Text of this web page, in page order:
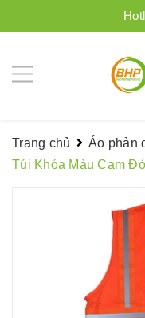
Trang chủ Áo phản
Túi Khóa Màu Cam Đỏ